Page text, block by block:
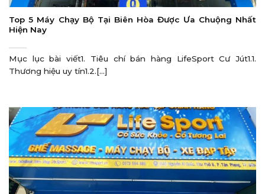
Top 5 Máy Chạy Bộ Tại Biên Hòa Được Ưa Chuộng Nhất
Hiện Nay
Mục lục bài viết1. Tiêu chí bán hàng LifeSport Cư Jút1.1.
Thương hiệu uy tín1.2.[...]